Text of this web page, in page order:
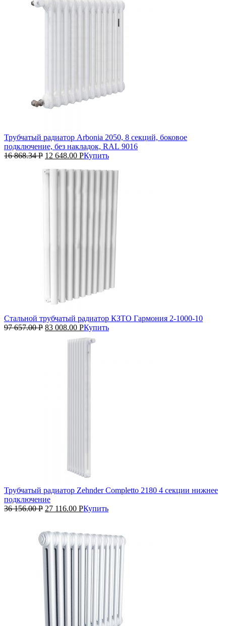
Трубчатый радиатор Arbonia 2050, 8 секций, боковое
подключение, без накладок, RAL 9016
16 868.34Р 12 648.00 РКупить
Стальной трубчатый радиатор КЗТО Гармония 2‑1000‑10
97 657.00Р 83 008.00 РКупить
Трубчатый радиатор Zehnder Completto 2180 4 секции нижнее
подключение
36 156.00Р 27 116.00 РКупить